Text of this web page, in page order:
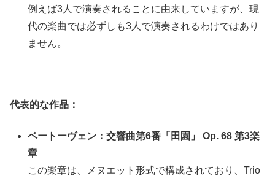
例えば3人で演奏されることに由来していますが、現
代の楽曲では必ずしも3人で演奏されるわけではあり
ません。
代表的な作品：
ベートーヴェン：交響曲第6番「田園」 Op. 68 第3楽
章
この楽章は、メヌエット形式で構成されており、Trio